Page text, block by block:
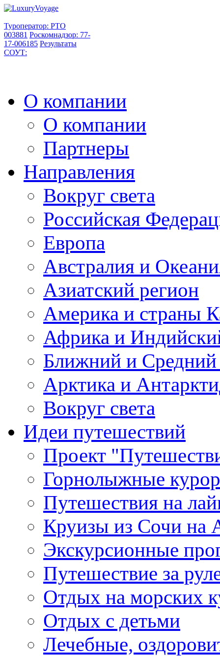
Туроператор: РТО
003881 Роскомнадзор: 77-
17-006185 Результаты
СОУТ:
О компании
О компании
Партнеры
Направления
Вокруг света
Российская
Европа
Австралия и
Азиатский регион
Америка и страны
Африка и
Ближний и Средний
Арктика и
Вокруг света
Идеи путешествий
Проект
Горнолыжные
Путешествия на
Круизы из Сочи на
Экскурсионные
Путешествие за
Отдых на морских
Отдых с детьми
Лечебные,